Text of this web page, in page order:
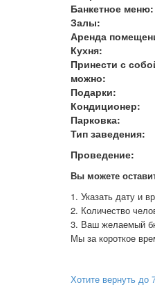
Банкетное меню:
Залы:
Аренда
Кухня:
Принести с
можно:
Подарки:
Кондиционер:
Парковка:
Тип заведения:
Проведение:
Вы можете
1. Указать дату и
2. Количество
3. Ваш желаемый
Мы за короткое
Хотите вернуть до